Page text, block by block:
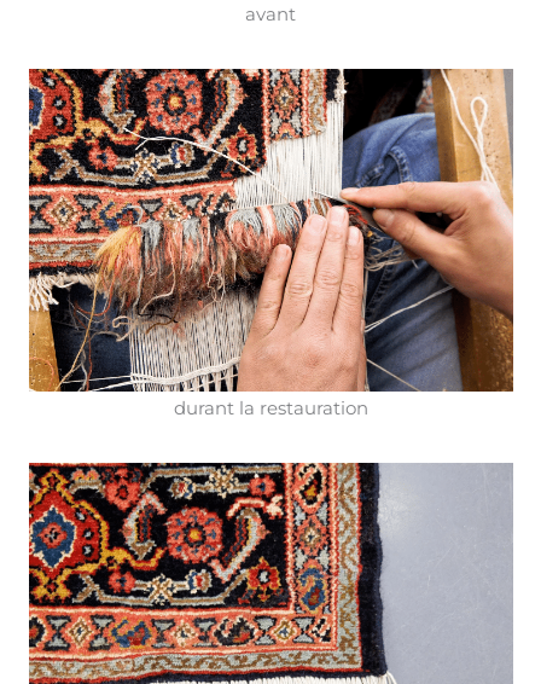
avant
durant la restauration